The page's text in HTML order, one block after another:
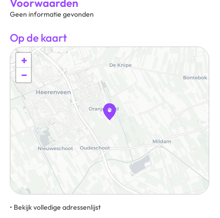
Voorwaarden
Geen informatie gevonden
Op de kaart
+
−
• Bekijk volledige adressenlijst